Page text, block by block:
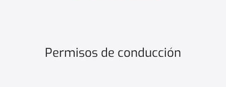
Permisos de conducción